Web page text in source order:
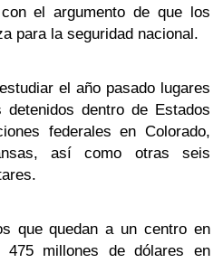
el argumento de que los
para la seguridad nacional.
el año pasado lugares
dentro de Estados
federales en Colorado,
así como otras seis
que quedan a un centro en
475 millones de dólares en